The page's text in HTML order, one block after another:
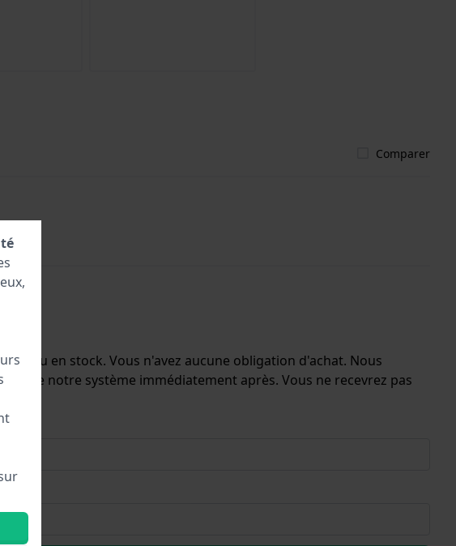
Comparer
en stock. Vous n'avez aucune obligation d'achat. Nous
de notre système immédiatement après. Vous ne recevrez pas